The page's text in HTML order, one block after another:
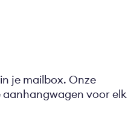
je mailbox. Onze
aanhangwagen voor elk